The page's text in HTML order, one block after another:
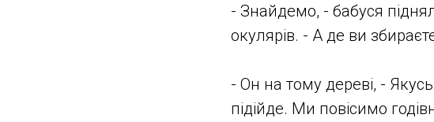
- Знайдемо, - бабуся
окулярів. - А де ви
- Он на тому дереві, -
підійде. Ми повісимо